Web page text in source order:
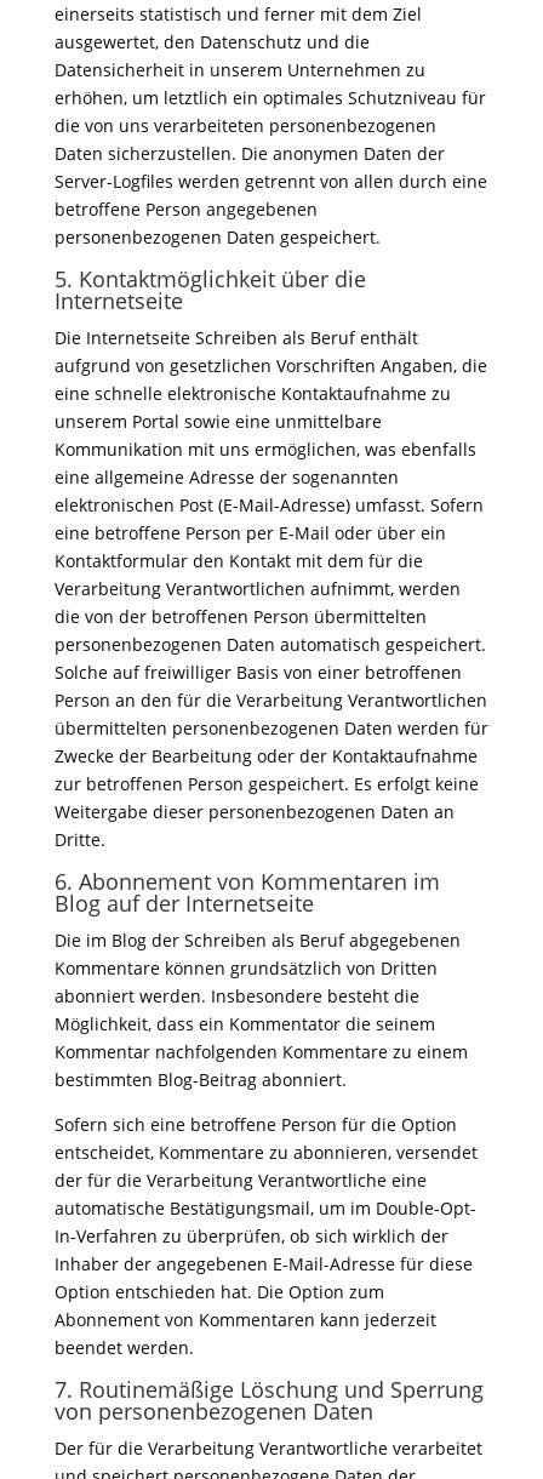
einerseits statistisch und ferner mit dem Ziel
ausgewertet, den Datenschutz und die
Datensicherheit in unserem Unternehmen zu
erhöhen, um letztlich ein optimales Schutzniveau für
die von uns verarbeiteten personenbezogenen
Daten sicherzustellen. Die anonymen Daten der
Server-Logfiles werden getrennt von allen durch eine
betroffene Person angegebenen
personenbezogenen Daten gespeichert.
5. Kontaktmöglichkeit über die
Internetseite
Die Internetseite Schreiben als Beruf enthält
aufgrund von gesetzlichen Vorschriften Angaben, die
eine schnelle elektronische Kontaktaufnahme zu
unserem Portal sowie eine unmittelbare
Kommunikation mit uns ermöglichen, was ebenfalls
eine allgemeine Adresse der sogenannten
elektronischen Post (E-Mail-Adresse) umfasst. Sofern
eine betroffene Person per E-Mail oder über ein
Kontaktformular den Kontakt mit dem für die
Verarbeitung Verantwortlichen aufnimmt, werden
die von der betroffenen Person übermittelten
personenbezogenen Daten automatisch gespeichert.
Solche auf freiwilliger Basis von einer betroffenen
Person an den für die Verarbeitung Verantwortlichen
übermittelten personenbezogenen Daten werden für
Zwecke der Bearbeitung oder der Kontaktaufnahme
zur betroffenen Person gespeichert. Es erfolgt keine
Weitergabe dieser personenbezogenen Daten an
Dritte.
6. Abonnement von Kommentaren im
Blog auf der Internetseite
Die im Blog der Schreiben als Beruf abgegebenen
Kommentare können grundsätzlich von Dritten
abonniert werden. Insbesondere besteht die
Möglichkeit, dass ein Kommentator die seinem
Kommentar nachfolgenden Kommentare zu einem
bestimmten Blog-Beitrag abonniert.
Sofern sich eine betroffene Person für die Option
entscheidet, Kommentare zu abonnieren, versendet
der für die Verarbeitung Verantwortliche eine
automatische Bestätigungsmail, um im Double-Opt-
In-Verfahren zu überprüfen, ob sich wirklich der
Inhaber der angegebenen E-Mail-Adresse für diese
Option entschieden hat. Die Option zum
Abonnement von Kommentaren kann jederzeit
beendet werden.
7. Routinemäßige Löschung und Sperrung
von personenbezogenen Daten
Der für die Verarbeitung Verantwortliche verarbeitet